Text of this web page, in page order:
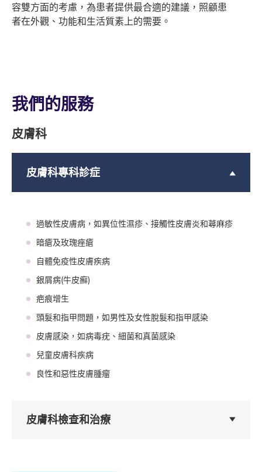
容雙方面的考慮，為患者提供最合適的建議，照顧患
者在外觀、功能和生活質素上的需要。
我們的服務
皮膚科
皮膚科專科診症
過敏性皮膚病，如異位性濕疹、接觸性皮膚炎和蕁麻疹
暗瘡及玫瑰痤瘡
自體免疫性皮膚疾病
銀屑病(牛皮癬)
疤痕增生
頭髮和指甲問題，如男性及女性脫髮和指甲感染
皮膚感染，如病毒疣、細菌和真菌感染
兒童皮膚科疾病
良性和惡性皮膚腫瘤
皮膚科檢查和治療